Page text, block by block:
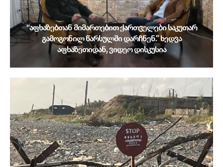
“აფხაზებთან მიმართებით ქართველები საკუთარ
გამოგონილ წარსულში დარჩნენ.” ხედვა
აფხაზეთიდან, ვიდეო დისკუსია